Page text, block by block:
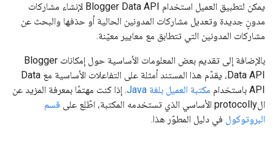
يمكن لتطبيق العميل استخدام Blogger Data API لإنشاء مشاركات
مدونٍ جديدة وتعديل مشاركات المدونين الحالية أو حذفها والبحث عن
مشاركات المدونين التي تتطابق مع معايير معيّنة.
بالإضافة إلى تقديم بعض المعلومات الأساسية حول إمكانات Blogger
Data API، يقدّم هذا المستند أمثلة على التفاعلات الأساسية مع Data
API باستخدام
مكتبة العميل بلغة Java
. إذا كنت مهتمًا بمعرفة المزيد عن
الprotocolly الأساسي الذي تستخدمه المكتبة، اطّلِع على
قسم
البروتوكول في دليل المطوّر هذا.